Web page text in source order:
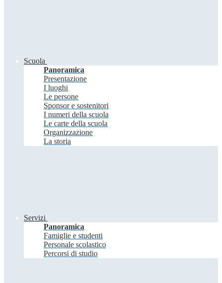
Scuola
Panoramica
Presentazione
I luoghi
Le persone
Sponsor e sostenitori
I numeri della scuola
Le carte della scuola
Organizzazione
La storia
Servizi
Panoramica
Famiglie e studenti
Personale scolastico
Percorsi di studio